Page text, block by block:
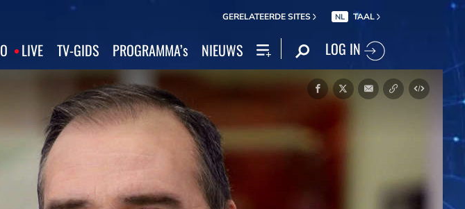
GERELATEERDE SITES NL TAAL
LIVE TV‑GIDS PROGRAMMA’s NIEUWS LOG IN